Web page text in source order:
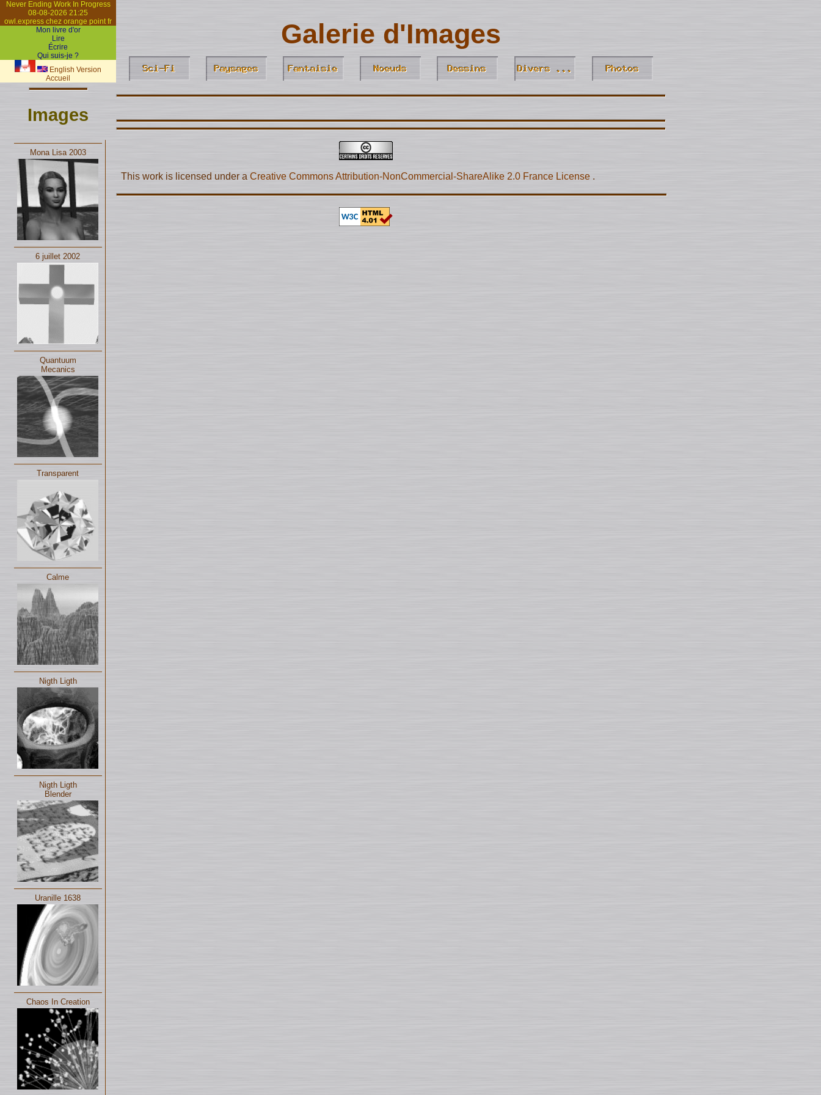
Never Ending Work In Progress
08-08-2026 21:25
owl.express chez orange point fr
Mon livre d'or
Lire
Écrire
Qui suis-je ?
English Version
Accueil
Images
Mona Lisa 2003
6 juillet 2002
Quantuum
Mecanics
Transparent
Calme
Nigth Ligth
Nigth Ligth
Blender
Uranille 1638
Chaos In Creation
This work is licensed under a Creative Commons Attribution-NonCommercial-ShareAlike 2.0 France License .
Galerie d'Images